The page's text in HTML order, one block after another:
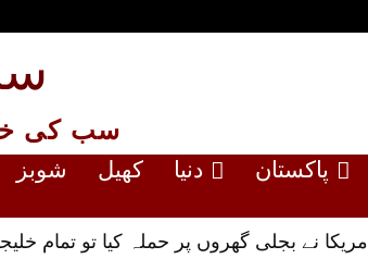
سب کی
پاکستان دنیا کھیل شوبز
امریکا نے بجلی گھروں پر حملہ کیا تو تمام